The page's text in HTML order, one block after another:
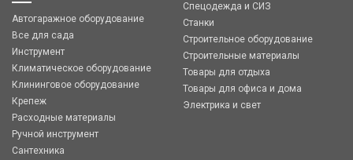
Автогаражное оборудование
Все для сада
Инструмент
Климатическое оборудование
Клининговое оборудование
Крепеж
Расходные материалы
Ручной инструмент
Сантехника
Спецодежда и СИЗ
Станки
Строительное оборудование
Строительные материалы
Товары для отдыха
Товары для офиса и дома
Электрика и свет